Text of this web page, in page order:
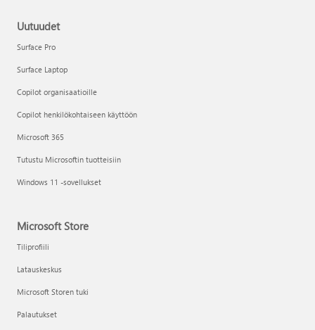
Uutuudet
Surface Pro
Surface Laptop
Copilot organisaatioille
Copilot henkilökohtaiseen käyttöön
Microsoft 365
Tutustu Microsoftin tuotteisiin
Windows 11 -sovellukset
Microsoft Store
Tiliprofiili
Latauskeskus
Microsoft Storen tuki
Palautukset